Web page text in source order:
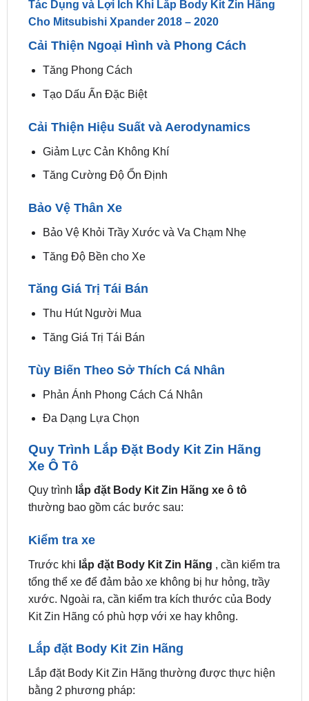
Cải Thiện Ngoại Hình và Phong Cách
Cải Thiện Hiệu Suất và Aerodynamics
Bảo Vệ Thân Xe
Tăng Giá Trị Tái Bán
Tùy Biến Theo Sở Thích Cá Nhân
Quy Trình Lắp Đặt Body Kit Zin Hãng
Quy trìnhlắp đặt Body Kit Zin Hãng xe ô tô
thường bao gồm các bước sau:
Kiểm tra xe
tổng thể xe để đảm bảo xe không bị hư hỏng, trầy
xước. Ngoài ra, cần kiểm tra kích thước của Body
Kit Zin Hãng có phù hợp với xe hay không.
Lắp đặt Body Kit Zin Hãng
bằng 2 phương pháp:
Lắp đặt Body Kit Zin Hãng bằng keo dán: Đây là